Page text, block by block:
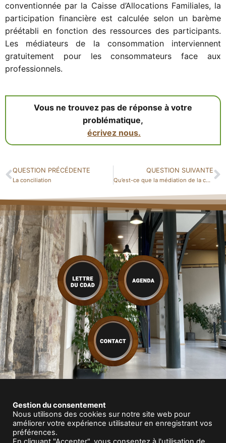
conventionnée par la Caisse d’Allocations Familiales, la
participation financière est calculée selon un barème
préétabli en fonction des ressources des participants.
Les médiateurs de la consommation interviennent
gratuitement pour les consommateurs face aux
professionnels.
Vous ne trouvez pas de réponse à votre
problématique,
écrivez nous.
QUESTION PRÉCÉDENTE
La conciliation
QUESTION SUIVANTE
Qu’est-ce que la médiation de la consommation ?
Gestion du consentement
Nous utilisons des cookies sur notre site web pour
améliorer votre expérience utilisateur en enregistrant vos
préférences.